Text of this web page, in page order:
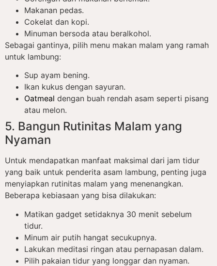
Makanan pedas.
Cokelat dan kopi.
Minuman bersoda atau beralkohol.
Sebagai gantinya, pilih menu makan malam yang ramah
untuk lambung:
Sup ayam bening.
Ikan kukus dengan sayuran.
Oatmeal dengan buah rendah asam seperti pisang
atau melon.
5. Bangun Rutinitas Malam yang
Nyaman
Untuk mendapatkan manfaat maksimal dari jam tidur
yang baik untuk penderita asam lambung, penting juga
menyiapkan rutinitas malam yang menenangkan.
Beberapa kebiasaan yang bisa dilakukan:
Matikan gadget setidaknya 30 menit sebelum
tidur.
Minum air putih hangat secukupnya.
Lakukan meditasi ringan atau pernapasan dalam.
Pilih pakaian tidur yang longgar dan nyaman.